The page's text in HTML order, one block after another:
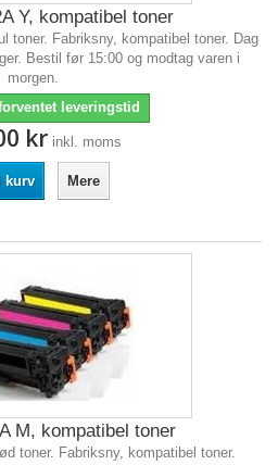
Y, kompatibel toner
toner. Fabriksny, kompatibel toner. Dag
Bestil før 15:00 og modtag varen i
morgen.
leveringstid
kr inkl. moms
kurv Mere
M, kompatibel toner
toner. Fabriksny, kompatibel toner.